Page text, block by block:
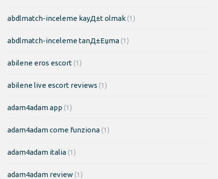
abdlmatch-inceleme kayД±t olmak(1)
abdlmatch-inceleme tanД±Еџma(1)
abilene eros escort(1)
abilene live escort reviews (1)
adam4adam app (1)
adam4adam come funziona(1)
adam4adam italia(1)
adam4adam review(1)